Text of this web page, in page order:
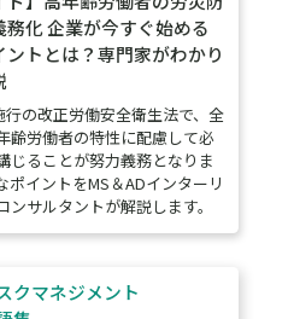
化 企業が今すぐ始める
ントとは？専門家がわかり
行の改正労働安全衛生法で、全
齢労働者の特性に配慮して必
じることが努力義務となりま
ポイントをMS＆ADインターリ
ンサルタントが解説します。
クマネジメント